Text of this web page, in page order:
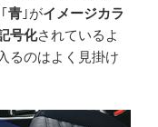
青 ｣がイメージカラ
号化されているよ
るのはよく見掛け